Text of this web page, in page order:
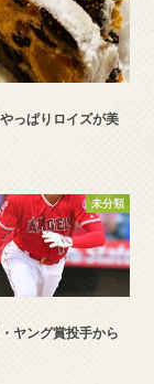
っぱりロイズが美
未分類
ヤング賞投手から